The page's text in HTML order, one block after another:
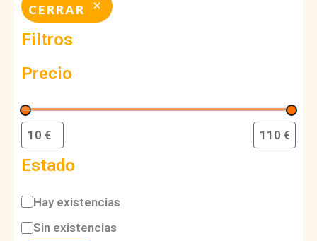
CERRAR
Filtros
Precio
Estado
E
s
Hay existencias
Sin existencias